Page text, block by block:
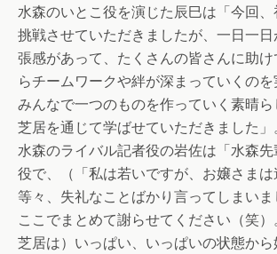
水森のいとこ役を演じた辰巳は「今回
挑戦させていただきましたが、一日一
張感があって、たくさんの皆さんに助
らチームワークや絆が深まっていくのを
みんなで一つのものを作っていく素晴
芝居を通じて学ばせていただきました」。
水森のライバル記者役の岩佐は「水森
役で、（「私は若いですが、お嬢さまは
等々、失礼なことばかり言ってしまい
ここでまとめて謝らせてください（笑
芝居は）いっぱい、いっぱいの状態か